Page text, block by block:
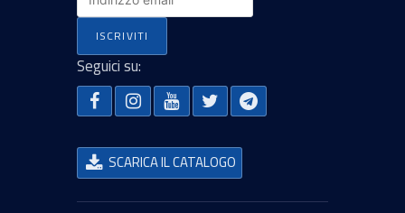
Seguici su:
SCARICA IL CATALOGO